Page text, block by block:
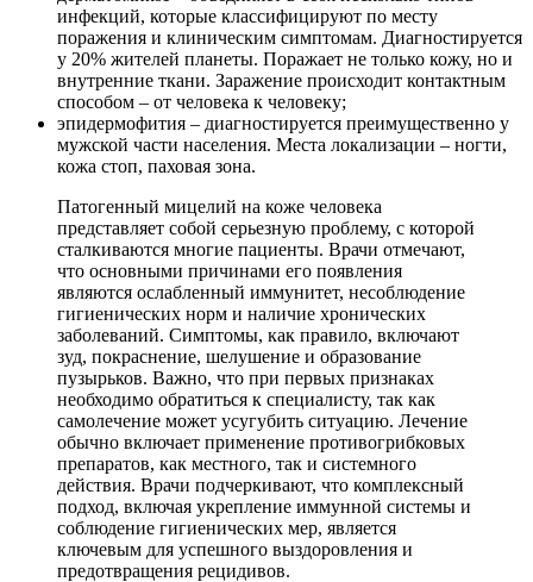
инфекций, которые классифицируют по месту
поражения и клиническим симптомам. Диагностируется
у 20% жителей планеты. Поражает не только кожу, но и
внутренние ткани. Заражение происходит контактным
способом – от человека к человеку;
эпидермофития – диагностируется преимущественно у
мужской части населения. Места локализации – ногти,
кожа стоп, паховая зона.
Патогенный мицелий на коже человека
представляет собой серьезную проблему, с которой
сталкиваются многие пациенты. Врачи отмечают,
что основными причинами его появления
являются ослабленный иммунитет, несоблюдение
гигиенических норм и наличие хронических
заболеваний. Симптомы, как правило, включают
зуд, покраснение, шелушение и образование
пузырьков. Важно, что при первых признаках
необходимо обратиться к специалисту, так как
самолечение может усугубить ситуацию. Лечение
обычно включает применение противогрибковых
препаратов, как местного, так и системного
действия. Врачи подчеркивают, что комплексный
подход, включая укрепление иммунной системы и
соблюдение гигиенических мер, является
ключевым для успешного выздоровления и
предотвращения рецидивов.